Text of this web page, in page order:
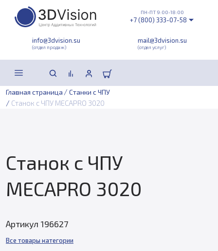
info@3dvision.su
(отдел продаж)
mail@3dvision.su
(отдел услуг)
ПН-ПТ 9:00-18:00
+7 (800) 333-07-58
Главная страница / Станки с ЧПУ
/ Станок с ЧПУ MECAPRO 3020
Станок с ЧПУ
MECAPRO 3020
Артикул 196627
Все товары категории